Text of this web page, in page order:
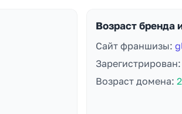
Возраст бренда
Сайт франшизы:
Зарегистрирован:
Возраст домена: